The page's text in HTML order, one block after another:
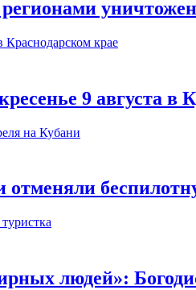
9 августа в
людей»: